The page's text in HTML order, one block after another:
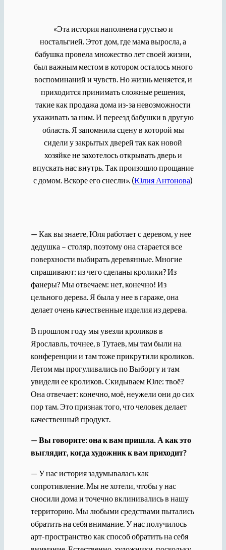
«Эта история наполнена грустью и
ностальгией. Этот дом, где мама выросла, а
бабушка провела множество лет своей жизни,
был важным местом в котором осталось много
воспоминаний и чувств. Но жизнь меняется, и
приходится принимать сложные решения,
такие как продажа дома из-за невозможности
ухаживать за ним. И переезд бабушки в другую
область. Я запомнила сцену в которой мы
сидели у закрытых дверей так как новой
хозяйке не захотелось открывать дверь и
впускать нас внутрь. Так произошло прощание
с домом. Вскоре его снесли». (Юлия Антонова)
— Как вы знаете, Юля работает с деревом, у нее
дедушка – столяр, поэтому она старается все
поверхности выбирать деревянные. Многие
спрашивают: из чего сделаны кролики? Из
фанеры? Мы отвечаем: нет, конечно! Из
цельного дерева. Я была у нее в гараже, она
делает очень качественные изделия из дерева.
В прошлом году мы увезли кроликов в
Ярославль, точнее, в Тутаев, мы там были на
конференции и там тоже прикрутили кроликов.
Летом мы прогуливались по Выборгу и там
увидели ее кроликов. Скидываем Юле: твоё?
Она отвечает: конечно, моё, неужели они до сих
пор там. Это признак того, что человек делает
качественный продукт.
— Вы говорите: она к вам пришла. А как это
выглядит, когда художник к вам приходит?
— У нас история задумывалась как
сопротивление. Мы не хотели, чтобы у нас
сносили дома и точечно вклинивались в нашу
территорию. Мы любыми средствами пытались
обратить на себя внимание. У нас получилось
арт-пространство как способ обратить на себя